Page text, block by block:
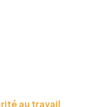
au travail